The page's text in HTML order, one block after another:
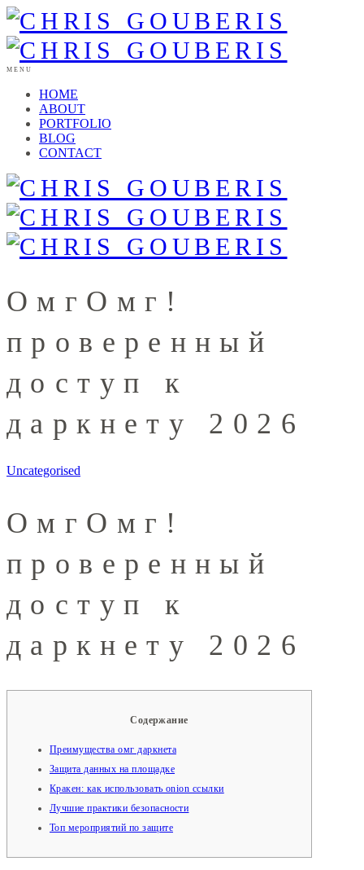
MENU
HOME
ABOUT
PORTFOLIO
BLOG
CONTACT
ОмгОмг!
проверенный
доступ к
даркнету 2026
Uncategorised
ОмгОмг!
проверенный
доступ к
даркнету 2026
Содержание
Преимущества омг даркнета
Защита данных на площадке
Кракен: как использовать onion ссылки
Лучшие практики безопасности
Топ мероприятий по защите